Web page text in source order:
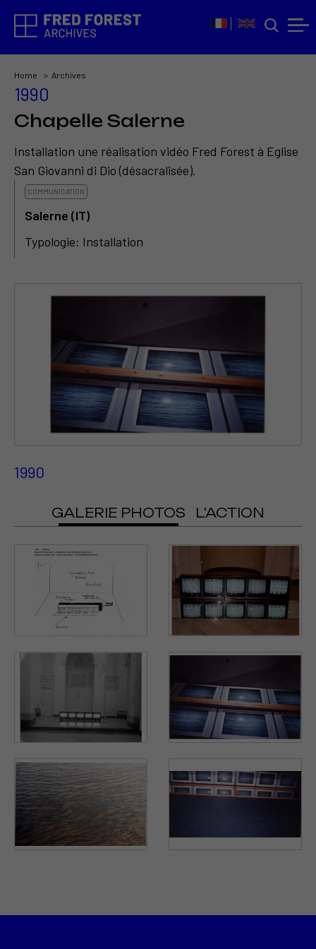
Home Archives
1990
Chapelle Salerne
Installation une réalisation vidéo Fred Forest à Eglise
San Giovanni di Dio (désacralisée).
COMMUNICATION
Salerne (IT)
Typologie: Installation
1990
GALERIE PHOTOS L'ACTION